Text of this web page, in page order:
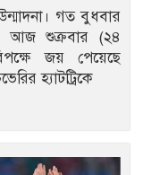
গত বুধবার
আজ শুক্রবার (২৪
জয় পেয়েছে
হ্যাটট্রিকে